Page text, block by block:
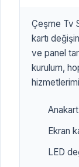
Çeşme Tv
kartı
ve panel
kurulum,
Ekran
LED